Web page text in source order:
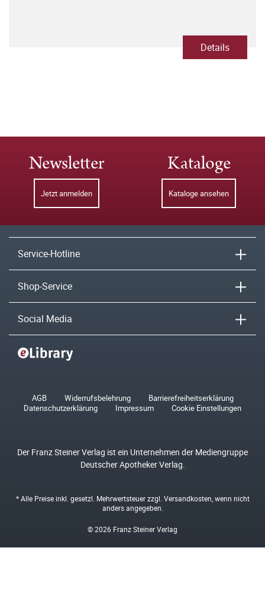
Details
Newsletter
Jetzt anmelden
Kataloge
Kataloge ansehen
Service-Hotline
Shop-Service
Social Media
AGB Widerrufsbelehrung
Barrierefreiheitserklärung
Datenschutzerklärung
Impressum Cookie Einstellungen
Der Franz Steiner Verlag ist ein Unternehmen der Mediengruppe
Deutscher Apotheker Verlag.
* Alle Preise inkl. gesetzl. Mehrwertsteuer zzgl. Versandkosten , wenn nicht
anders angegeben.
© 2026 Franz Steiner Verlag